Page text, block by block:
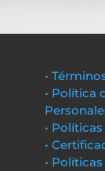
•
• Política
•
•
•